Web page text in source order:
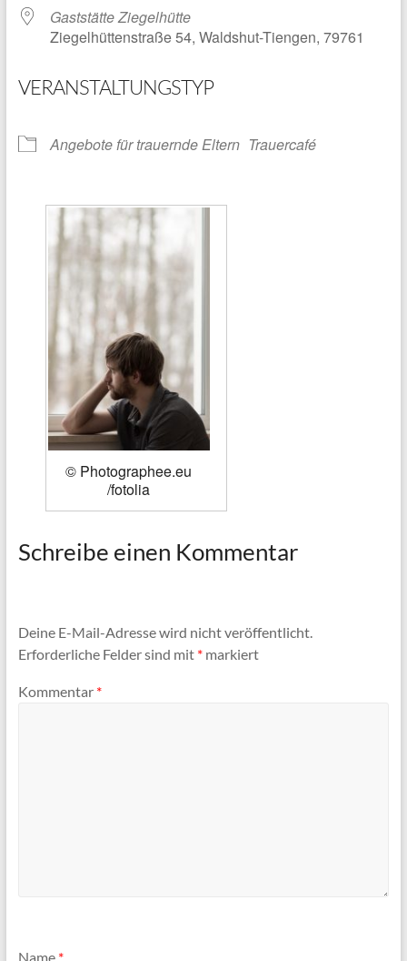
Gaststätte Ziegelhütte
Ziegelhüttenstraße 54, Waldshut-Tiengen, 79761
VERANSTALTUNGSTYP
Angebote für trauernde Eltern Trauercafé
© Photographee.eu
/fotolia
Schreibe einen Kommentar
Deine E-Mail-Adresse wird nicht veröffentlicht.
Erforderliche Felder sind mit *markiert
Kommentar *
Name *